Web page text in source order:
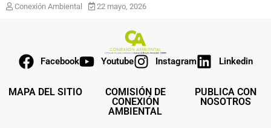
Conexión Ambiental 22 mayo, 2026
Facebook Youtube Instagram Linkedin
MAPA DEL SITIO
COMISIÓN DE
CONEXIÓN
AMBIENTAL
PUBLICA CON
NOSOTROS